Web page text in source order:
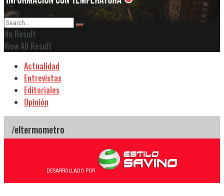
No Result
View All Result
Actualidad
Entrevistas
Editoriales
Opinión
DESARROLLADO POR